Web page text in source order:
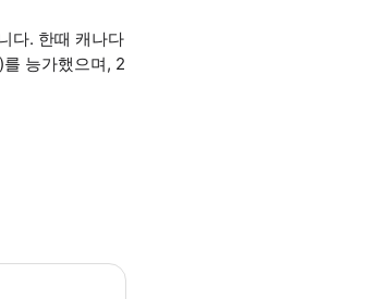
다. 한때 캐나다
능가했으며, 2
이상 140cm 이하 노인권: · 만 60세 이상 (유효 신분증 제시)